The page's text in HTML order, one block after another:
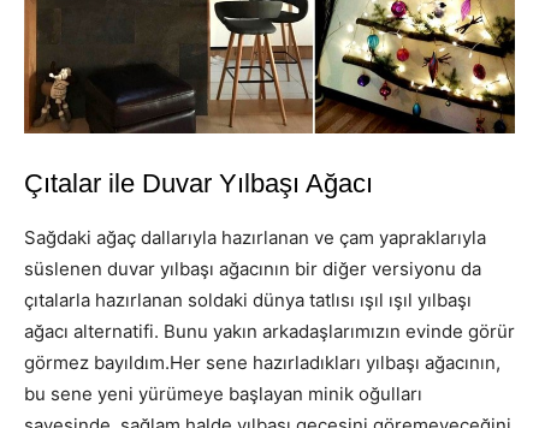
Çıtalar ile Duvar Yılbaşı Ağacı
Sağdaki ağaç dallarıyla hazırlanan ve çam yapraklarıyla
süslenen duvar yılbaşı ağacının bir diğer versiyonu da
çıtalarla hazırlanan soldaki dünya tatlısı ışıl ışıl yılbaşı
ağacı alternatifi. Bunu yakın arkadaşlarımızın evinde görür
görmez bayıldım.Her sene hazırladıkları yılbaşı ağacının,
bu sene yeni yürümeye başlayan minik oğulları